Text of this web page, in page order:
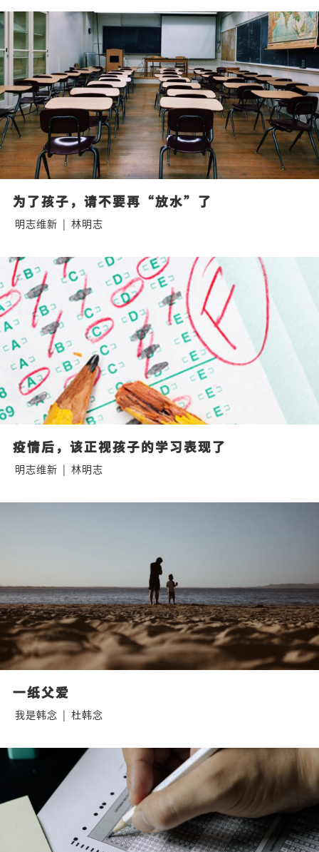
为了孩子，请不要再“放水”了
明志维新 | 林明志
疫情后，该正视孩子的学习表现了
明志维新 | 林明志
一纸父爱
我是韩念 | 杜韩念